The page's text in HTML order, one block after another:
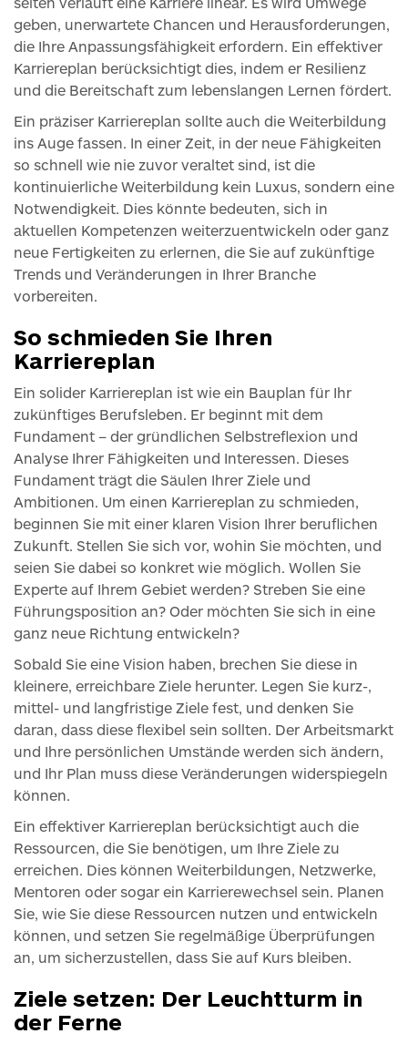
geben, unerwartete Chancen und Herausforderungen,
die Ihre Anpassungsfähigkeit erfordern. Ein effektiver
Karriereplan berücksichtigt dies, indem er Resilienz
und die Bereitschaft zum lebenslangen Lernen fördert.
Ein präziser Karriereplan sollte auch die Weiterbildung
ins Auge fassen. In einer Zeit, in der neue Fähigkeiten
so schnell wie nie zuvor veraltet sind, ist die
kontinuierliche Weiterbildung kein Luxus, sondern eine
Notwendigkeit. Dies könnte bedeuten, sich in
aktuellen Kompetenzen weiterzuentwickeln oder ganz
neue Fertigkeiten zu erlernen, die Sie auf zukünftige
Trends und Veränderungen in Ihrer Branche
vorbereiten.
So schmieden Sie Ihren
Karriereplan
Ein solider Karriereplan ist wie ein Bauplan für Ihr
zukünftiges Berufsleben. Er beginnt mit dem
Fundament – der gründlichen Selbstreflexion und
Analyse Ihrer Fähigkeiten und Interessen. Dieses
Fundament trägt die Säulen Ihrer Ziele und
Ambitionen. Um einen Karriereplan zu schmieden,
beginnen Sie mit einer klaren Vision Ihrer beruflichen
Zukunft. Stellen Sie sich vor, wohin Sie möchten, und
seien Sie dabei so konkret wie möglich. Wollen Sie
Experte auf Ihrem Gebiet werden? Streben Sie eine
Führungsposition an? Oder möchten Sie sich in eine
ganz neue Richtung entwickeln?
Sobald Sie eine Vision haben, brechen Sie diese in
kleinere, erreichbare Ziele herunter. Legen Sie kurz-,
mittel- und langfristige Ziele fest, und denken Sie
daran, dass diese flexibel sein sollten. Der Arbeitsmarkt
und Ihre persönlichen Umstände werden sich ändern,
und Ihr Plan muss diese Veränderungen widerspiegeln
können.
Ein effektiver Karriereplan berücksichtigt auch die
Ressourcen, die Sie benötigen, um Ihre Ziele zu
erreichen. Dies können Weiterbildungen, Netzwerke,
Mentoren oder sogar ein Karrierewechsel sein. Planen
Sie, wie Sie diese Ressourcen nutzen und entwickeln
können, und setzen Sie regelmäßige Überprüfungen
an, um sicherzustellen, dass Sie auf Kurs bleiben.
Ziele setzen: Der Leuchtturm in
der Ferne